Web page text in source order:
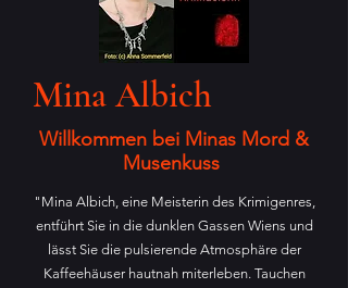
Mina Albich
Willkommen bei Minas Mord &
Musenkuss
"Mina Albich, eine Meisterin des Krimigenres,
entführt Sie in die dunklen Gassen Wiens und
lässt Sie die pulsierende Atmosphäre der
Kaffeehäuser hautnah miterleben. Tauchen